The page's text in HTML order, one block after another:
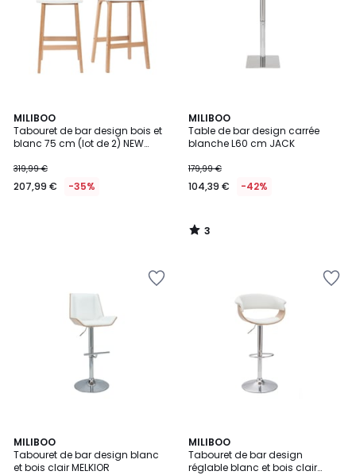
MILIBOO
Tabouret de bar design bois et
blanc 75 cm (lot de 2) NEW
319,99 €
207,99 € -35%
MILIBOO
Table de bar design carrée
blanche L60 cm JACK
179,99 €
104,39 € -42%
3
/
5
3
/
MILIBOO
Tabouret de bar design blanc
et bois clair MELKIOR
5
/
5
MILIBOO
Tabouret de bar design
réglable blanc et bois clair